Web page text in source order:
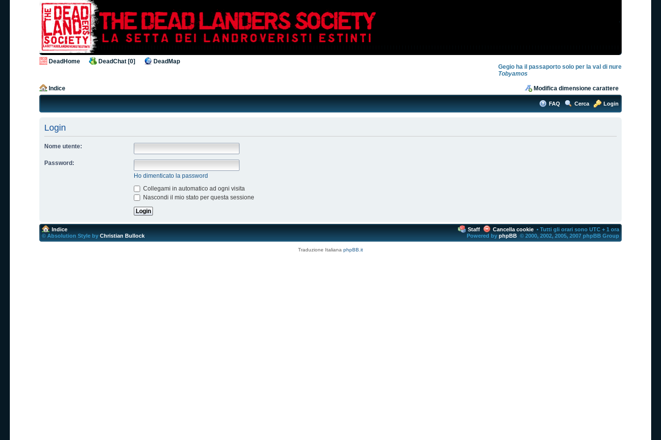
DeadHome DeadChat [0] DeadMap
Gegio ha il passaporto solo per la val di nure
Tobyamos
Indice Modifica dimensione carattere
FAQ Cerca Login
Login
Nome utente:
Password:
Ho dimenticato la password
Collegami in automatico ad ogni visita
Nascondi il mio stato per questa sessione
Indice
© Absolution Style by Christian Bullock
Staff Cancella cookie • Tutti gli orari sono UTC + 1 ora
Powered by phpBB © 2000, 2002, 2005, 2007 phpBB Group
Traduzione Italiana phpBB.it